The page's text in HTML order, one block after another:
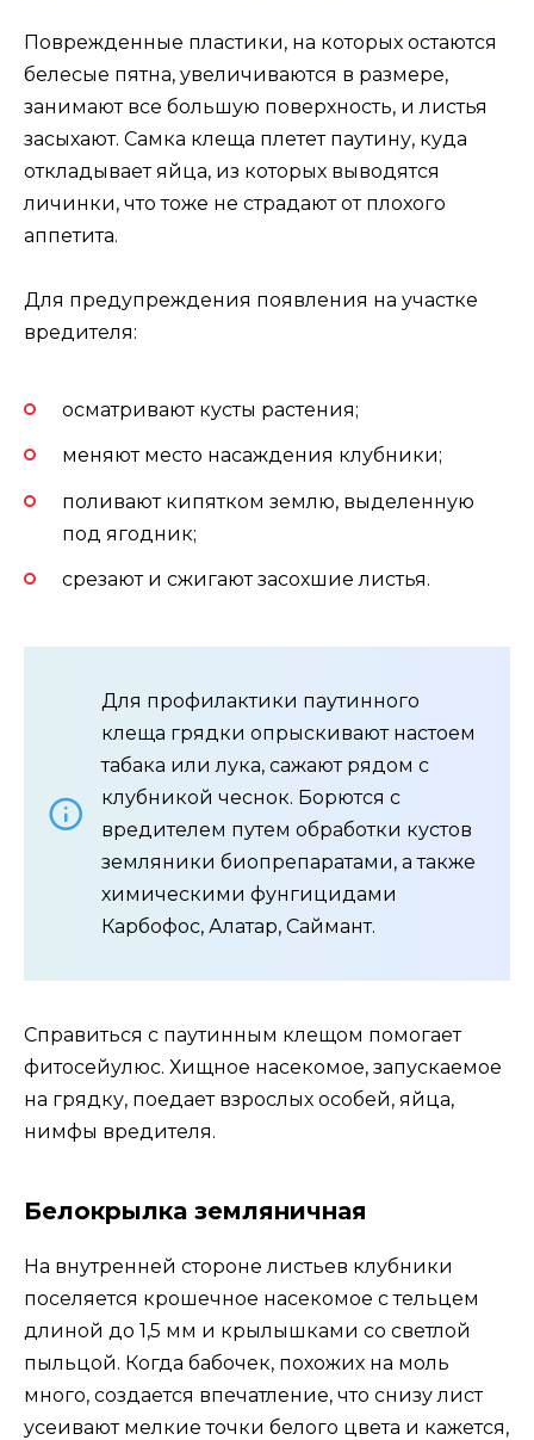
Поврежденные пластики, на которых остаются
белесые пятна, увеличиваются в размере,
занимают все большую поверхность, и листья
засыхают. Самка клеща плетет паутину, куда
откладывает яйца, из которых выводятся
личинки, что тоже не страдают от плохого
аппетита.
Для предупреждения появления на участке
вредителя:
осматривают кусты растения;
меняют место насаждения клубники;
поливают кипятком землю, выделенную
под ягодник;
срезают и сжигают засохшие листья.
Для профилактики паутинного
клеща грядки опрыскивают настоем
табака или лука, сажают рядом с
клубникой чеснок. Борются с
вредителем путем обработки кустов
земляники биопрепаратами, а также
химическими фунгицидами
Карбофос, Алатар, Саймант.
Справиться с паутинным клещом помогает
фитосейулюс. Хищное насекомое, запускаемое
на грядку, поедает взрослых особей, яйца,
нимфы вредителя.
Белокрылка земляничная
На внутренней стороне листьев клубники
поселяется крошечное насекомое с тельцем
длиной до 1,5 мм и крылышками со светлой
пыльцой. Когда бабочек, похожих на моль
много, создается впечатление, что снизу лист
усеивают мелкие точки белого цвета и кажется,